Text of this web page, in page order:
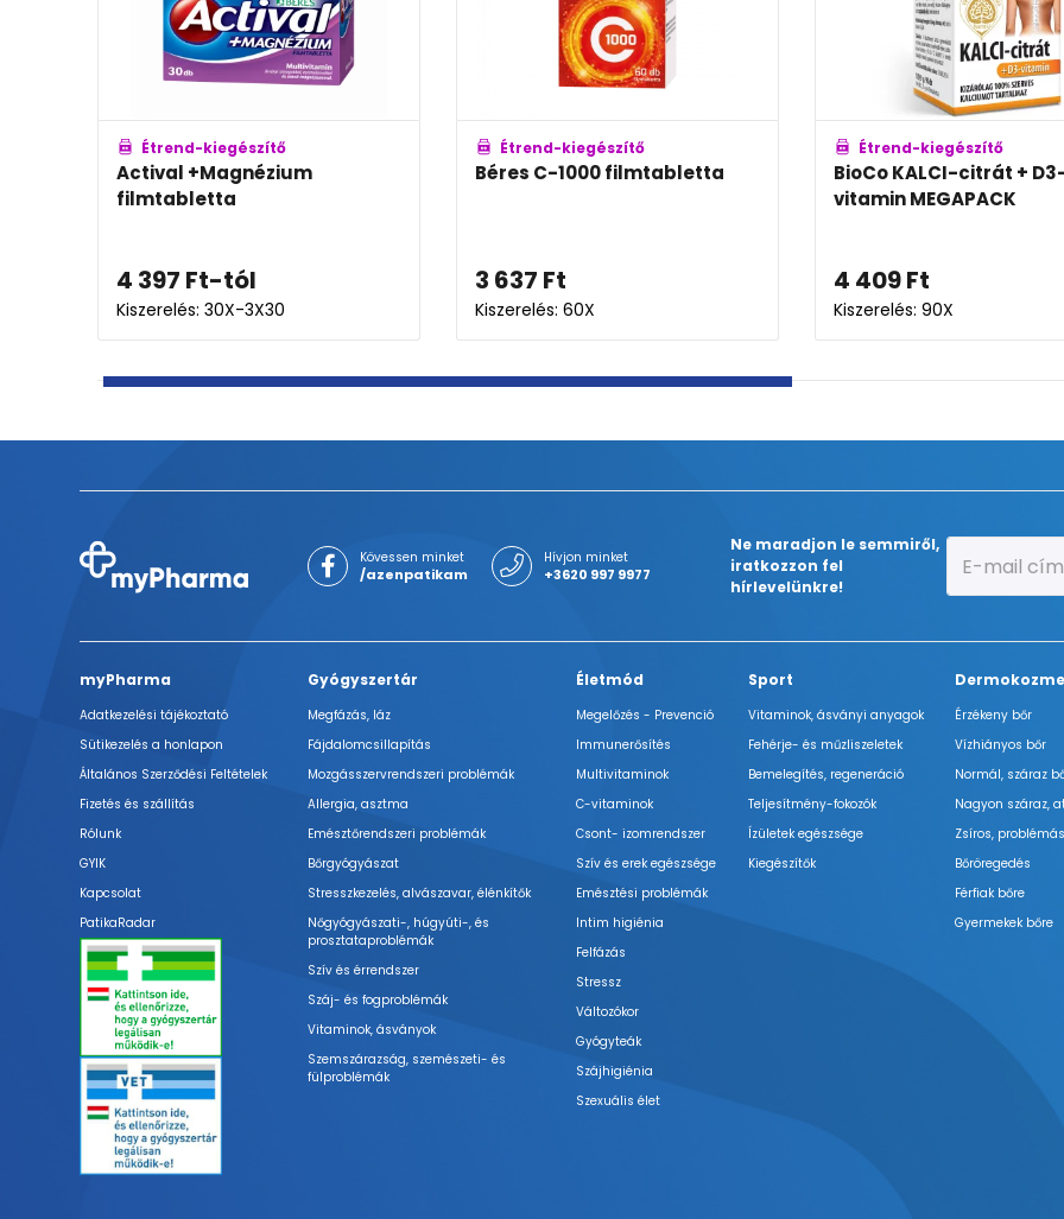
Étrend-kiegészítő
Actival +Magnézium
filmtabletta
4 397 Ft-tól
Kiszerelés: 30X-3X30
Étrend-kiegészítő
Béres C-1000 filmtabletta
3 637 Ft
Kiszerelés: 60X
Étrend-kiegészítő
BioCo KALCI-citrát +
vitamin MEGAPACK
4 409Ft
Kiszerelés: 90X
Kövessen minket
/azenpatikam
Hívjon minket
+3620 997 9977
Ne maradjon le semmiről,
iratkozzon fel
hírlevelünkre!
myPharma
Adatkezelési tájékoztató
Sütikezelés a honlapon
Általános Szerződési Feltételek
Fizetés és szállítás
Rólunk
GYIK
Kapcsolat
PatikaRadar
Gyógyszertár
Megfázás, láz
Fájdalomcsillapítás
Mozgásszervrendszeri problémák
Allergia, asztma
Emésztőrendszeri problémák
Bőrgyógyászat
Stresszkezelés, alvászavar, élénkítők
Nőgyógyászati-, húgyúti-, és
prosztataproblémák
Szív és érrendszer
Száj- és fogproblémák
Vitaminok, ásványok
Szemszárazság, szemészeti- és
fülproblémák
Életmód
Megelőzés - Prevenció
Immunerősítés
Multivitaminok
C-vitaminok
Csont- izomrendszer
Szív és erek egészsége
Emésztési problémák
Intim higiénia
Felfázás
Stressz
Változókor
Gyógyteák
Szájhigiénia
Szexuális élet
Sport
Vitaminok, ásványi anyagok
Fehérje- és műzliszeletek
Bemelegítés, regeneráció
Teljesítmény-fokozók
Ízületek egészsége
Kiegészítők
Érzékeny bőr
Vízhiányos bőr
Normál, száraz
Nagyon száraz,
Zsíros,
Bőröregedés
Férfiak bőre
Gyermekek bőre